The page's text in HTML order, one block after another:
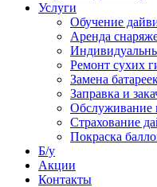
Услуги
Обучение
Аренда
Ремонт сухих
Замена
Заправка и
Обслуживание
Страхование
Покраска
Б/у
Акции
Контакты